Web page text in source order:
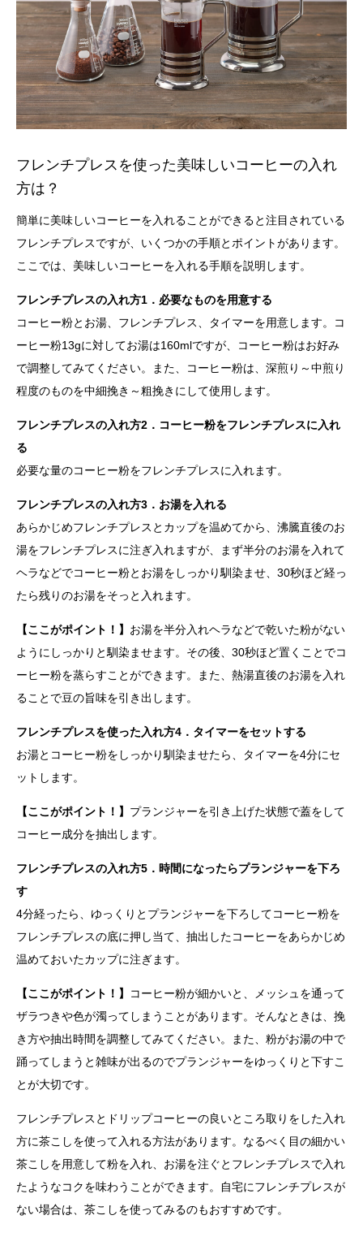
フレンチプレスを使った美味しいコーヒーの入れ
方は？
簡単に美味しいコーヒーを入れることができると注目されている
フレンチプレスですが、いくつかの手順とポイントがあります。
ここでは、美味しいコーヒーを入れる手順を説明します。
フレンチプレスの入れ方1．必要なものを用意する
コーヒー粉とお湯、フレンチプレス、タイマーを用意します。コ
ーヒー粉13gに対してお湯は160mlですが、コーヒー粉はお好み
で調整してみてください。また、コーヒー粉は、深煎り～中煎り
程度のものを中細挽き～粗挽きにして使用します。
フレンチプレスの入れ方2．コーヒー粉をフレンチプレスに入れ
る
必要な量のコーヒー粉をフレンチプレスに入れます。
フレンチプレスの入れ方3．お湯を入れる
あらかじめフレンチプレスとカップを温めてから、沸騰直後のお
湯をフレンチプレスに注ぎ入れますが、まず半分のお湯を入れて
ヘラなどでコーヒー粉とお湯をしっかり馴染ませ、30秒ほど経っ
たら残りのお湯をそっと入れます。
【ここがポイント！】 お湯を半分入れヘラなどで乾いた粉がない
ようにしっかりと馴染ませます。その後、30秒ほど置くことでコ
ーヒー粉を蒸らすことができます。また、熱湯直後のお湯を入れ
ることで豆の旨味を引き出します。
フレンチプレスを使った入れ方4．タイマーをセットする
お湯とコーヒー粉をしっかり馴染ませたら、タイマーを4分にセ
ットします。
【ここがポイント！】 プランジャーを引き上げた状態で蓋をして
コーヒー成分を抽出します。
フレンチプレスの入れ方5．時間になったらプランジャーを下ろ
す
4分経ったら、ゆっくりとプランジャーを下ろしてコーヒー粉を
フレンチプレスの底に押し当て、抽出したコーヒーをあらかじめ
温めておいたカップに注ぎます。
【ここがポイント！】
コーヒー粉が細かいと、メッシュを通って
ザラつきや色が濁ってしまうことがあります。そんなときは、挽
き方や抽出時間を調整してみてください。また、粉がお湯の中で
踊ってしまうと雑味が出るのでプランジャーをゆっくりと下すこ
とが大切です。
フレンチプレスとドリップコーヒーの良いところ取りをした入れ
方に茶こしを使って入れる方法があります。なるべく目の細かい
茶こしを用意して粉を入れ、お湯を注ぐとフレンチプレスで入れ
たようなコクを味わうことができます。自宅にフレンチプレスが
ない場合は、茶こしを使ってみるのもおすすめです。